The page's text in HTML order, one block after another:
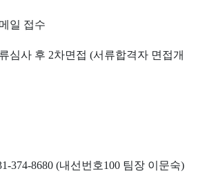
일 접수
심사 후 2차면접 (서류합격자 면접개
374-8680 (내선번호100 팀장 이문숙)